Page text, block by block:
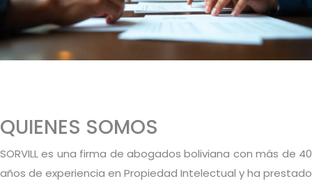
QUIENES SOMOS
SORVILL es una firma de abogados boliviana con más de 40
años de experiencia en Propiedad Intelectual y ha prestado